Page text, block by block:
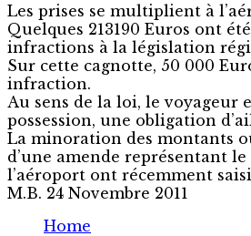
Les prises se multiplient à
Quelques 213190 Euros ont
infractions à la législation
Sur cette cagnotte, 50 000
infraction.
Au sens de la loi, le voyageur
possession, une obligation
La minoration des montants
d’une amende représentant
l’aéroport ont récemment
M.B. 24 Novembre 2011
Home